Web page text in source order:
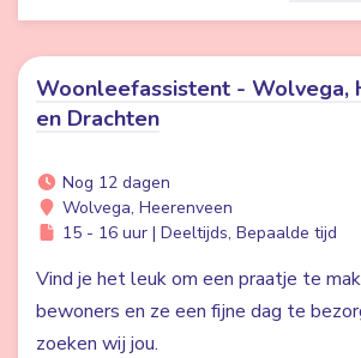
Woonleefassistent - Wolvega,
en Drachten
Nog 12 dagen
Wolvega, Heerenveen
15 - 16 uur | Deeltijds, Bepaalde tijd
Vind je het leuk om een praatje te
bewoners en ze een fijne dag te
zoeken wij jou.